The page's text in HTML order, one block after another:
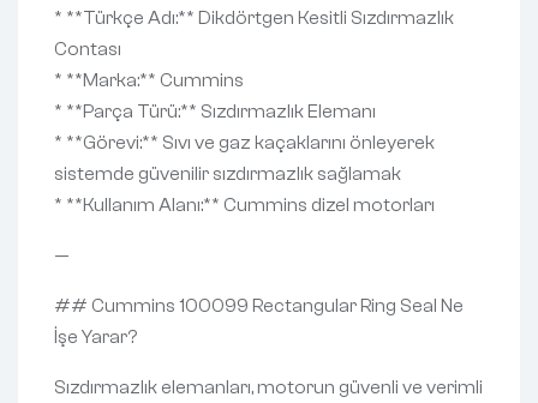
* **Türkçe Adı:** Dikdörtgen Kesitli Sızdırmazlık
Contası
* **Marka:** Cummins
* **Parça Türü:** Sızdırmazlık Elemanı
* **Görevi:** Sıvı ve gaz kaçaklarını önleyerek
sistemde güvenilir sızdırmazlık sağlamak
* **Kullanım Alanı:** Cummins dizel motorları
—
## Cummins 100099 Rectangular Ring Seal Ne
İşe Yarar?
Sızdırmazlık elemanları, motorun güvenli ve verimli